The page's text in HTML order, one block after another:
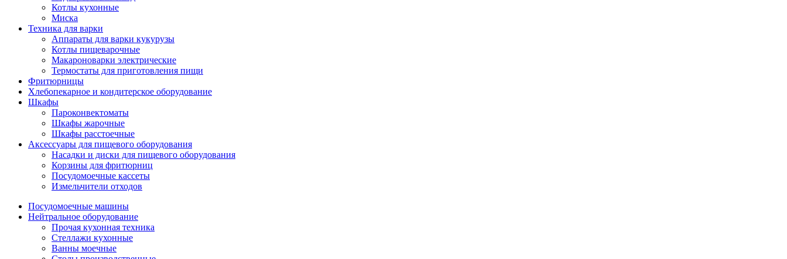
Котлы кухонные
Миска
Техника для варки
Аппараты для варки кукурузы
Котлы пищеварочные
Макароноварки электрические
Термостаты для приготовления пищи
Фритюрницы
Хлебопекарное и кондитерское оборудование
Шкафы
Пароконвектоматы
Шкафы жарочные
Шкафы расстоечные
Аксессуары для пищевого оборудования
Насадки и диски для пищевого оборудования
Корзины для фритюрниц
Посудомоечные кассеты
Измельчители отходов
Посудомоечные машины
Нейтральное оборудование
Прочая кухонная техника
Стеллажи кухонные
Ванны моечные